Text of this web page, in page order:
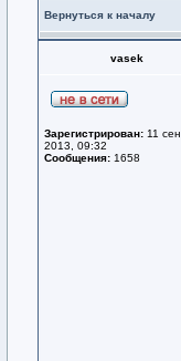
Вернуться к началу
vasek
Зарегистрирован: 11 сен
2013, 09:32
Сообщения: 1658